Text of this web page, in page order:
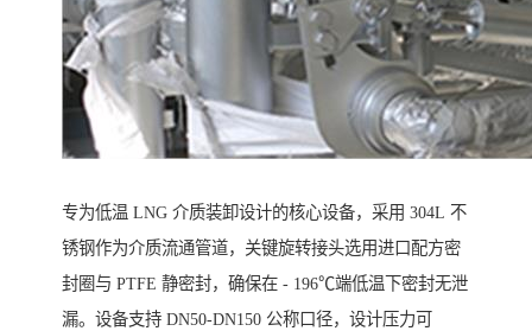
专为低温 LNG 介质装卸设计的核心设备，采用 304L 不
锈钢作为介质流通管道，关键旋转接头选用进口配方密
封圈与 PTFE 静密封，确保在 - 196℃端低温下密封无泄
漏。设备支持 DN50-DN150 公称口径，设计压力可